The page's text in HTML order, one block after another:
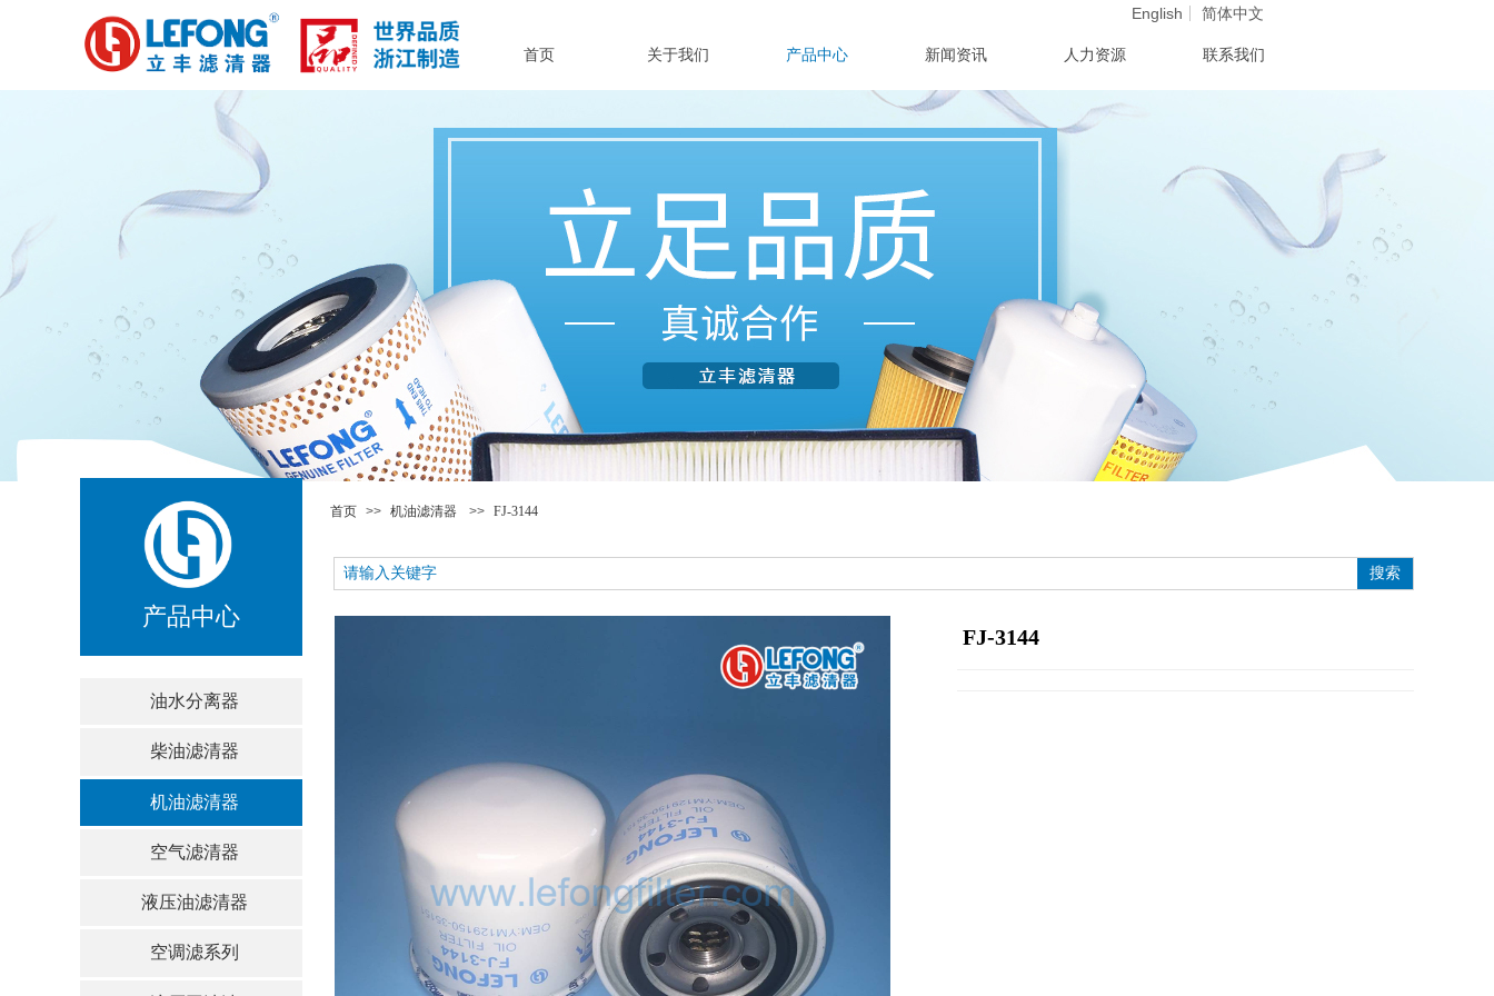
产品中心
首页 >> 机油滤清器 >> FJ-3144
搜索
FJ-3144
油水分离器
柴油滤清器
机油滤清器
空气滤清器
液压油滤清器
空调滤系列
首页 关于我们 产品中心 新闻资讯 人力资源 联系我们
English 简体中文